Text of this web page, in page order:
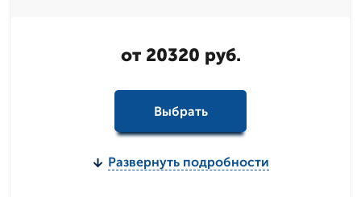
от 20320 руб.
Выбрать
Развернуть подробности